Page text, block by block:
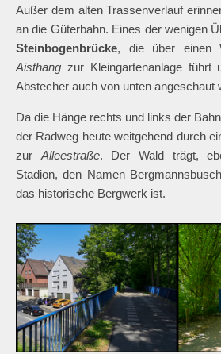
Außer dem alten Trassenverlauf
an die Güterbahn. Eines der wenigen
Steinbogenbrücke, die über einen
Aisthang zur Kleingartenanlage führt
Abstecher auch von unten angeschaut
Da die Hänge rechts und links der
der Radweg heute weitgehend durch
zur Alleestraße. Der Wald trägt,
Stadion, den Namen
das historische Bergwerk ist.